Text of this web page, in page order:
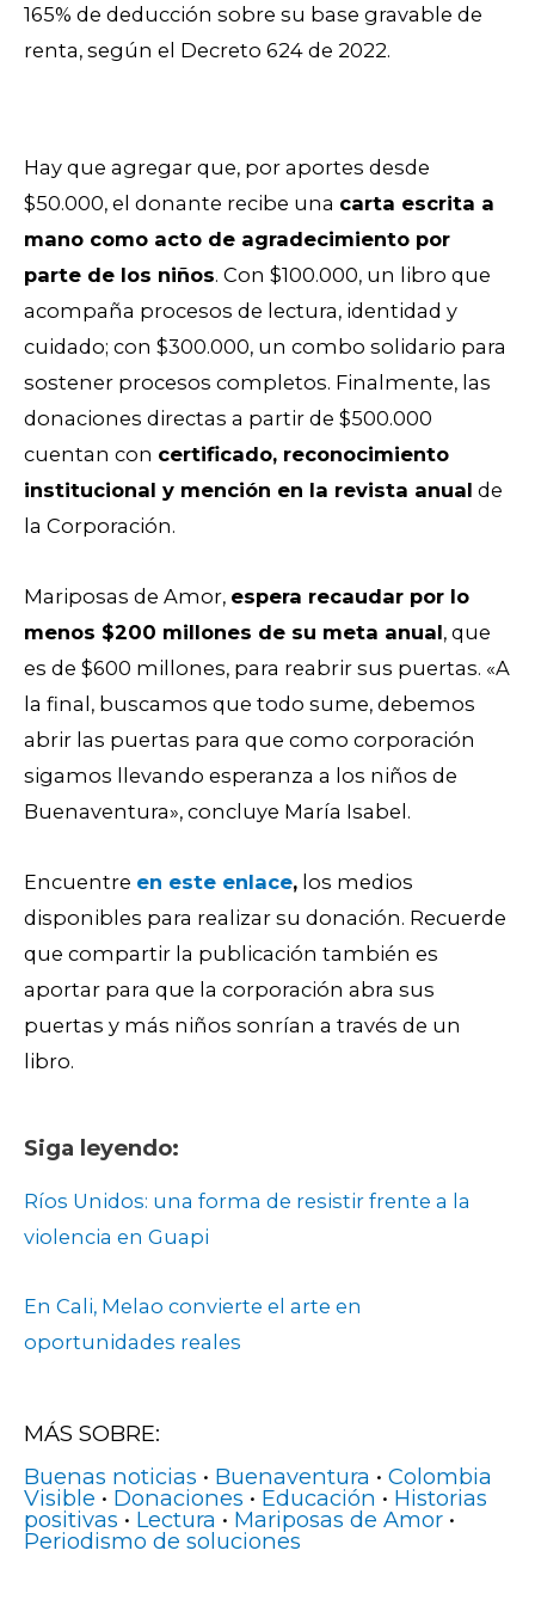
165% de deducción sobre su base gravable de
renta, según el Decreto 624 de 2022.
Hay que agregar que, por aportes desde
$50.000, el donante recibe una carta escrita a
mano como acto de agradecimiento por
parte de los niños. Con $100.000, un libro que
acompaña procesos de lectura, identidad y
cuidado; con $300.000, un combo solidario para
sostener procesos completos. Finalmente, las
donaciones directas a partir de $500.000
cuentan con certificado, reconocimiento
institucional y mención en la revista anual de
la Corporación.
Mariposas de Amor, espera recaudar por lo
menos $200 millones de su meta anual, que
es de $600 millones, para reabrir sus puertas. «A
la final, buscamos que todo sume, debemos
abrir las puertas para que como corporación
sigamos llevando esperanza a los niños de
Buenaventura», concluye María Isabel.
Encuentre en este enlace, los medios
disponibles para realizar su donación. Recuerde
que compartir la publicación también es
aportar para que la corporación abra sus
puertas y más niños sonrían a través de un
libro.
Siga leyendo:
Ríos Unidos: una forma de resistir frente a la
violencia en Guapi
En Cali, Melao convierte el arte en
oportunidades reales
MÁS SOBRE:
Buenas noticias • Buenaventura • Colombia
Visible • Donaciones • Educación • Historias
positivas • Lectura • Mariposas de Amor •
Periodismo de soluciones